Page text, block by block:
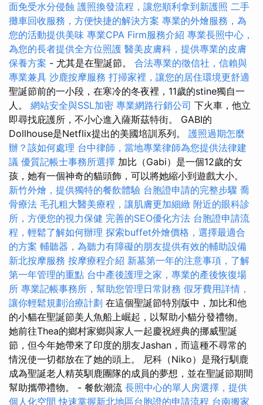
面免受水分侵蝕 護照換發流程，讓您順利拿到新護照 二手
攤車回收服務，方便快捷的解決方案 專業的外燴服務，為
您的活動提供美味 專業CPA Firm服務介紹 專業長照中心，
為您的長者提供全方位照護 醫美皮膚科，提供專業的皮膚
保養方案 - 尤其是在聖誕節。 合法專業的徵信社，信賴與
專業兼具 沙鹿按摩服務 打掃家裡，讓您的居住環境更舒適
聖誕節前的一小段，在寒冷的冬夜裡，11歲的stine獨自一
人。 網站安全與SSL加密 專業網路行銷公司 下火車，他立
即尋找庇護所，不小心進入薩斯茲特街。 GABI的
Dollhouse是Netflix提出的美國培訓系列。 護照過期怎麼
辦？該如何處理 台中律師，當地專業律師為您提供法律建
議 優質記帳士事務所選擇 加比（Gabi）是一個12歲的女
孩，她有一個神奇的貓頭飾，可以將她縮小到遊戲大小。
新竹外燴，提供獨特的餐飲體驗 台胞證申請的完整步驟 喬
骨療法 毛孔粗大醫美療程，讓肌膚更加細緻 附近的眼科診
所，方便您的視力保健 完善的SEO優化方法 台胞證申請流
程，輕鬆了解如何辦理 探索buffet外燴價格，選擇最適合
的方案 輔聽器，為聽力有障礙的朋友提供有效的輔助設備
新北按摩服務 按摩療程介紹 新墓第一年的注意事項，了解
第一年管理的重點 台中產後護理之家，專業的產後恢復場
所 專業記帳事務所，幫助您管理日常財務 假牙費用詳情，
讓你輕鬆規劃治療計劃 在這個聖誕節特別版中，加比和他
的小貓在聖誕節美人魚船上崛起，以幫助小貓分發禮物。
她前往Thea的鄉村家鄉與家人一起慶祝經典的挪威聖誕
節，但今年她帶來了印度的朋友Jashan，而這種不尋常的
情況使一切都放在了她的頭上。 尼科（Niko）是飛行馴鹿
成為聖誕老人精英馴鹿團隊的成員的夢想，並在聖誕節期間
幫助攜帶禮物。 - 餐飲潮流 長照中心的單人房選擇，提供
個人化空間 快速掌握新北地區台胞證的申請流程 台南搬家